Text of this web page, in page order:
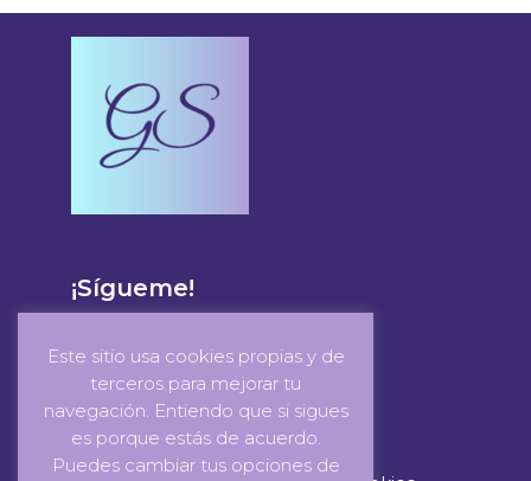
¡Sígueme!
Este sitio usa cookies propias y de
terceros para mejorar tu
navegación. Entiendo que si sigues
es porque estás de acuerdo.
Puedes cambiar tus opciones de